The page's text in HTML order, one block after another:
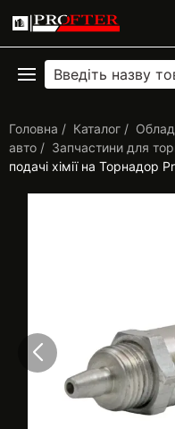
Головна Каталог
авто
Запчастини для
подачі хімії на Торнадор